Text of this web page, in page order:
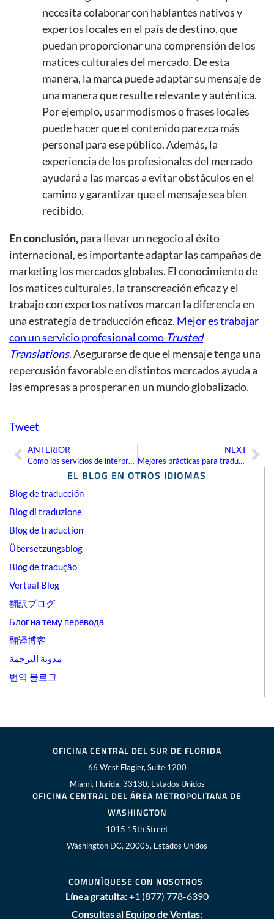
EL BLOG EN OTROS IDIOMAS
Blog de traducción
Blog di traduzione
Blog de traduction
Übersetzungsblog
Blog de tradução
Vertaal Blog
翻訳ブログ
Блог на тему перевода
翻译博客
مدونة الترجمة
번역 블로그
necesita colaborar con hablantes nativos y
expertos locales en el país de destino, que
puedan proporcionar una comprensión de los
matices culturales del mercado. De esta
manera, la marca puede adaptar su mensaje de
una manera que resulte relevante y auténtica.
Por ejemplo, usar modismos o frases locales
puede hacer que el contenido parezca más
personal para ese público. Además, la
experiencia de los profesionales del mercado
ayudará a las marcas a evitar obstáculos en el
camino y garantizar que el mensaje sea bien
recibido.
En conclusión,para llevar un negocio al éxito
internacional, es importante adaptar las campañas de
marketing los mercados globales. El conocimiento de
los matices culturales, la transcreación eficaz y el
trabajo con expertos nativos marcan la diferencia en
una estrategia de traducción eficaz. Mejor es trabajar
con un servicio profesional como Trusted
Translations. Asegurarse de que el mensaje tenga una
repercusión favorable en distintos mercados ayuda a
las empresas a prosperar en un mundo globalizado.
Tweet
AntANTERIOR
Cómo los servicios de interpretación remota por video están transformando la comunicación empresarial global
NEXT
Mejores prácticas para traducir documentos financieros con precisión
OFICINA CENTRAL DEL SUR DE FLORIDA
66 West Flagler, Suite 1200
Miami, Florida, 33130, Estados Unidos
OFICINA CENTRAL DEL ÁREA METROPOLITANA DE
WASHINGTON
1015 15th Street
Washington DC, 20005, Estados Unidos
COMUNÍQUESE CON NOSOTROS
Línea gratuita:+1 (877) 778-6390
Consultas al Equipo de Ventas: